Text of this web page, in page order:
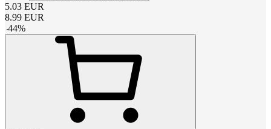
5.03 EUR
8.99 EUR
-44%